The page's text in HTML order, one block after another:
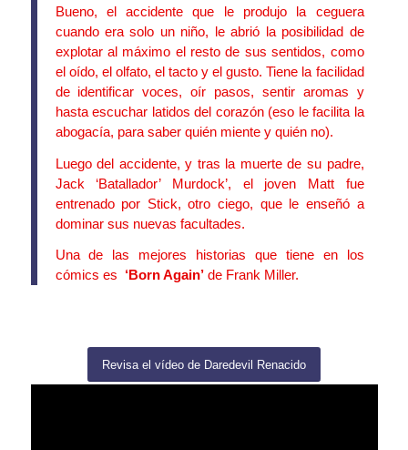
Bueno, el accidente que le produjo la ceguera
cuando era solo un niño, le abrió la posibilidad de
explotar al máximo el resto de sus sentidos, como
el oído, el olfato, el tacto y el gusto. Tiene la facilidad
de identificar voces, oír pasos, sentir aromas y
hasta escuchar latidos del corazón (eso le facilita la
abogacía, para saber quién miente y quién no).
Luego del accidente, y tras la muerte de su padre,
Jack ‘Batallador’ Murdock’, el joven Matt fue
entrenado por Stick, otro ciego, que le enseñó a
dominar sus nuevas facultades.
Una de las mejores historias que tiene en los
cómics es
‘Born Again’de Frank Miller.
Revisa el vídeo de Daredevil Renacido